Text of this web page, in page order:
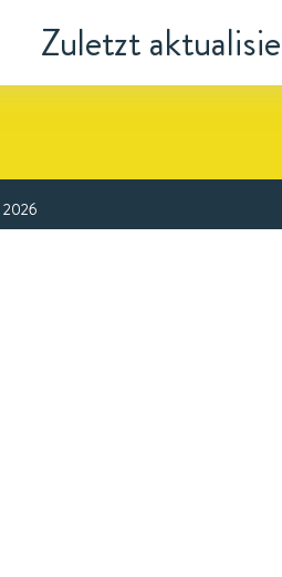
Zuletzt
2026